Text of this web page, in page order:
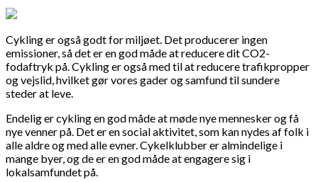
Cykling er også godt for miljøet. Det producerer ingen
emissioner, så det er en god måde at reducere dit CO2-
fodaftryk på. Cykling er også med til at reducere trafikpropper
og vejslid, hvilket gør vores gader og samfund til sundere
steder at leve.
Endelig er cykling en god måde at møde nye mennesker og få
nye venner på. Det er en social aktivitet, som kan nydes af folk i
alle aldre og med alle evner. Cykelklubber er almindelige i
mange byer, og de er en god måde at engagere sig i
lokalsamfundet på.